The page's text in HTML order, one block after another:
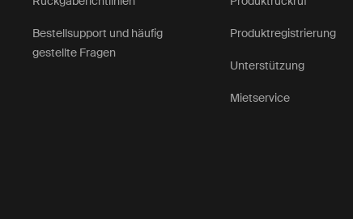
Bestellsupport und häufig
gestellte Fragen
Produktregistrierung
Unterstützung
Mietservice